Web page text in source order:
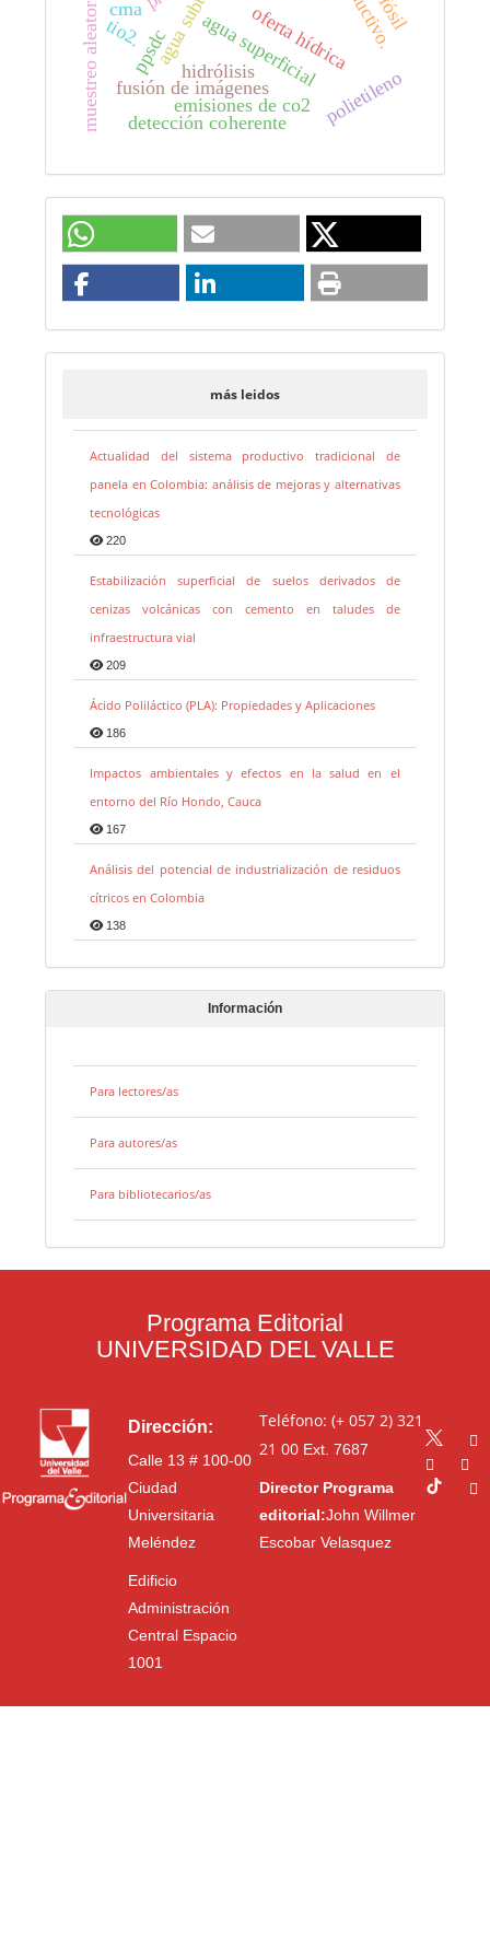
agua superficial
oferta hídrica
muestreo aleatorio ppsdc
fusión de imágenes
emisiones de co2 polietileno
cma
detección coherente
tio2.
hidrólisis
más leidos
Actualidad del sistema productivo tradicional de
panela en Colombia: análisis de mejoras y alternativas
tecnológicas
220
Estabilización superficial de suelos derivados de
cenizas volcánicas con cemento en taludes de
infraestructura vial
209
Ácido Poliláctico (PLA): Propiedades y Aplicaciones
186
Impactos ambientales y efectos en la salud en el
entorno del Río Hondo, Cauca
167
Análisis del potencial de industrialización de residuos
cítricos en Colombia
138
Información
Para lectores/as
Para autores/as
Para bibliotecarios/as
Programa Editorial
UNIVERSIDAD DEL VALLE
Dirección:
Calle 13 # 100-00
Ciudad
Universitaria
Meléndez
Edificio
Administración
Central Espacio
1001
Teléfono: (+ 057 2) 321
21 00Ext. 7687
Director Programa
editorial:John Willmer
Escobar Velasquez